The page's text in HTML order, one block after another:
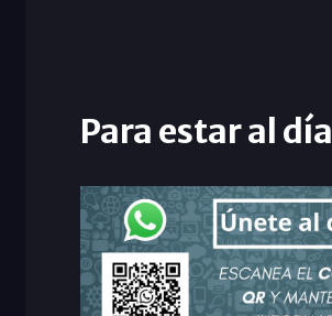
Para estar al día